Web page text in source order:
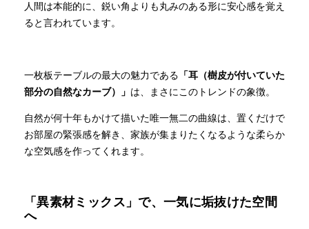
人間は本能的に、鋭い角よりも丸みのある形に安心感を覚え
ると言われています。
一枚板テーブルの最大の魅力である 「耳（樹皮が付いていた
部分の自然なカーブ）」 は、まさにこのトレンドの象徴。
自然が何十年もかけて描いた唯一無二の曲線は、置くだけで
お部屋の緊張感を解き、家族が集まりたくなるような柔らか
な空気感を作ってくれます。
「異素材ミックス」で、一気に垢抜けた空間
へ